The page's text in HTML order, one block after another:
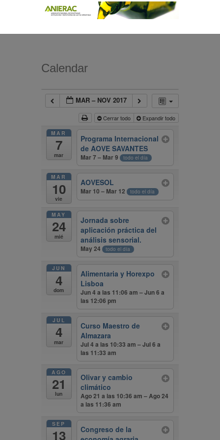
Calendar
MAR – NOV 2017
Cerrar todo Expandir todo
MAR
7
mar
Programa Internacional
de AOVE SAVANTES
Mar 7 – Mar 9 todo el día
MAR
10
vie
AOVESOL
Mar 10 – Mar 12 todo el día
MAY
24
mié
Jornada sobre
aplicación práctica del
análisis sensorial.
May 24 todo el día
JUN
4
dom
Alimentaria y Horexpo
Lisboa
Jun 4 a las 11:06 am – Jun 6 a
las 12:06 pm
JUL
4
mar
Curso Maestro de
Almazara
Jul 4 a las 10:33 am – Jul 6 a
las 11:33 am
AGO
21
lun
Olivar y cambio
climático
Ago 21 a las 10:36 am – Ago 24
a las 11:36 am
SEP
13
Congreso de la